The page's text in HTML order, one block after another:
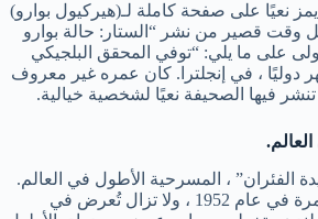
نعيًا على صفحة كاملة لـ(هيركيول بوارو)
1975 ، قبل وقت قصير من نشر “الستار: حالة بوارو
على ما يلي: “توفي المحقق البلجيكي
دوليًا ، في إنجلترا. كان عمره غير معروف
تنشر فيها الصحيفة نعيًا لشخصية خيالية.
، المسرحية الأطول في العالم.
عُرضت المسرحية لأول مرة في عام 1952 ، ولا تزال تُعرض في